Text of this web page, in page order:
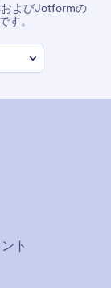
よびJotformの
す。
ト